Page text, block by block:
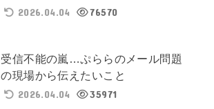
2026.04.04
76570
受信不能の嵐…ぷららのメール問題
の現場から伝えたいこと
2026.04.04
35971